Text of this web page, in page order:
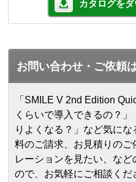
カタログを
お問い合わせ・ご依頼
「SMILE V 2nd Edition
くらいで導入できるの？
りよくなる？」など気に
料のご請求、お見積りのご
レーションを見たい、な
ので、お気軽にご相談くだ